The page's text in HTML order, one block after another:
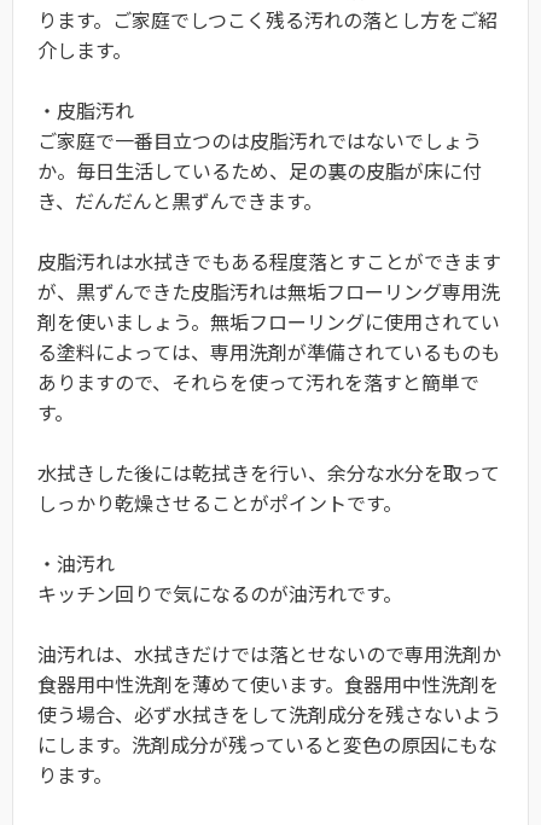
ります。ご家庭でしつこく残る汚れの落とし方をご紹
介します。
・皮脂汚れ
ご家庭で一番目立つのは皮脂汚れではないでしょう
か。毎日生活しているため、足の裏の皮脂が床に付
き、だんだんと黒ずんできます。
皮脂汚れは水拭きでもある程度落とすことができます
が、黒ずんできた皮脂汚れは無垢フローリング専用洗
剤を使いましょう。無垢フローリングに使用されてい
る塗料によっては、専用洗剤が準備されているものも
ありますので、それらを使って汚れを落すと簡単で
す。
水拭きした後には乾拭きを行い、余分な水分を取って
しっかり乾燥させることがポイントです。
・油汚れ
キッチン回りで気になるのが油汚れです。
油汚れは、水拭きだけでは落とせないので専用洗剤か
食器用中性洗剤を薄めて使います。食器用中性洗剤を
使う場合、必ず水拭きをして洗剤成分を残さないよう
にします。洗剤成分が残っていると変色の原因にもな
ります。